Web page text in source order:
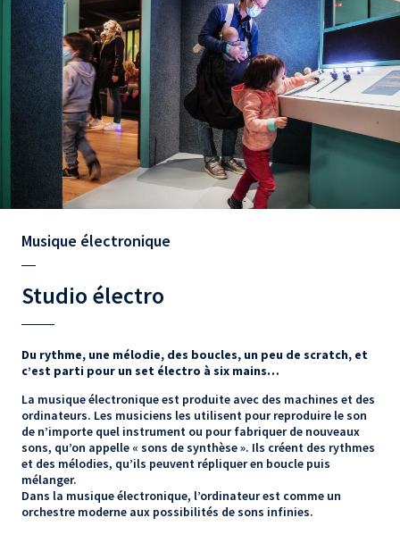
Musique électronique
Studio électro
Du rythme, une mélodie, des boucles, un peu de scratch, et
c’est parti pour un set électro à six mains…
La musique électronique est produite avec des machines et des
ordinateurs. Les musiciens les utilisent pour reproduire le son
de n’importe quel instrument ou pour fabriquer de nouveaux
sons, qu’on appelle « sons de synthèse ». Ils créent des rythmes
et des mélodies, qu’ils peuvent répliquer en boucle puis
mélanger.
Dans la musique électronique, l’ordinateur est comme un
orchestre moderne aux possibilités de sons infinies.